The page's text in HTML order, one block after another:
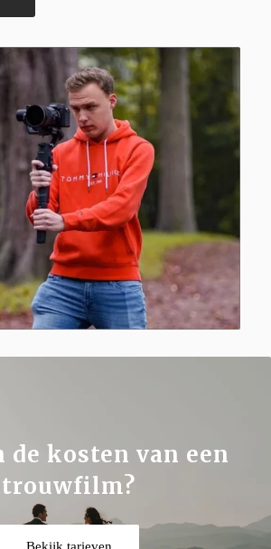
de kosten van een
trouwfilm?
Bekijk tarieven